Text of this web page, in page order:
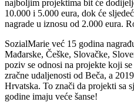
najboljim projektima bit će
10.000 i 5.000 eura, dok će
nagrade u iznosu od 2.000 eura.
SozialMarie već 15 godina
Mađarske, Češke, Slovačke,
poziv se odnosi na projekte koji
zračne udaljenosti od Beča, a
Hrvatska. To znači da projekti sa
godine imaju veće šanse!